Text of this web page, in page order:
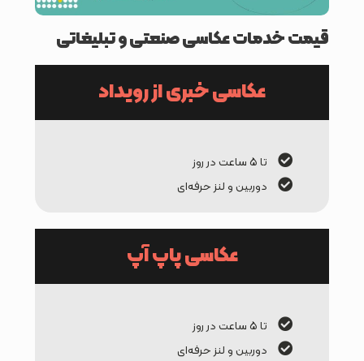
قیمت خدمات عکاسی صنعتی و تبلیغاتی
عکاسی خبری از رویداد
تا ۵ ساعت در روز
دوربین و لنز حرفه‌ای
عکاسی پاپ آپ
تا ۵ ساعت در روز
دوربین و لنز حرفه‌ای